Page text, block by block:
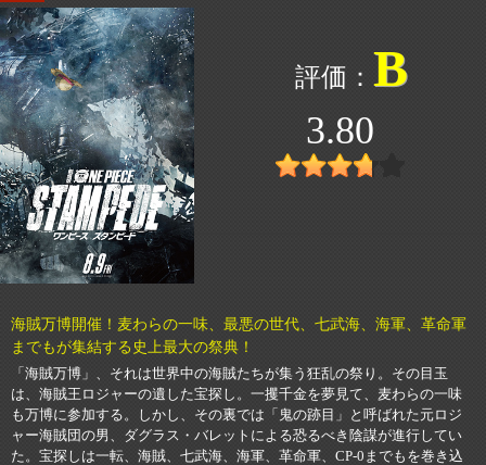
B
3.80
海賊万博開催！麦わらの一味、最悪の世代、七武海、海軍、革命軍
までもが集結する史上最大の祭典！
「海賊万博」、それは世界中の海賊たちが集う狂乱の祭り。その目玉
は、海賊王ロジャーの遺した宝探し。一攫千金を夢見て、麦わらの一味
も万博に参加する。しかし、その裏では「鬼の跡目」と呼ばれた元ロジ
ャー海賊団の男、ダグラス・バレットによる恐るべき陰謀が進行してい
た。宝探しは一転、海賊、七武海、海軍、革命軍、CP-0までもを巻き込